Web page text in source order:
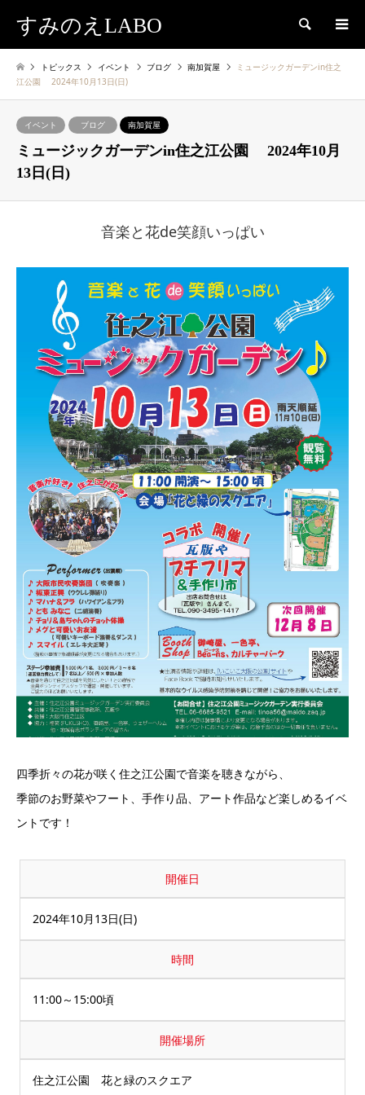
すみのえLABO 検索
トピックス イベント ブログ 南加賀屋
ミュージックガーデンin住之
江公園 2024年10月13日(日)
イベント ブログ 南加賀屋
ミュージックガーデンin住之江公園 2024年10月
13日(日)
音楽と花de笑顔いっぱい
四季折々の花が咲く住之江公園で音楽を聴きながら、
季節のお野菜やフート、手作り品、アート作品など楽しめるイベ
ントです！
開催日
2024年10月13日(日)
時間
11:00～15:00頃
開催場所
住之江公園 花と緑のスクエア